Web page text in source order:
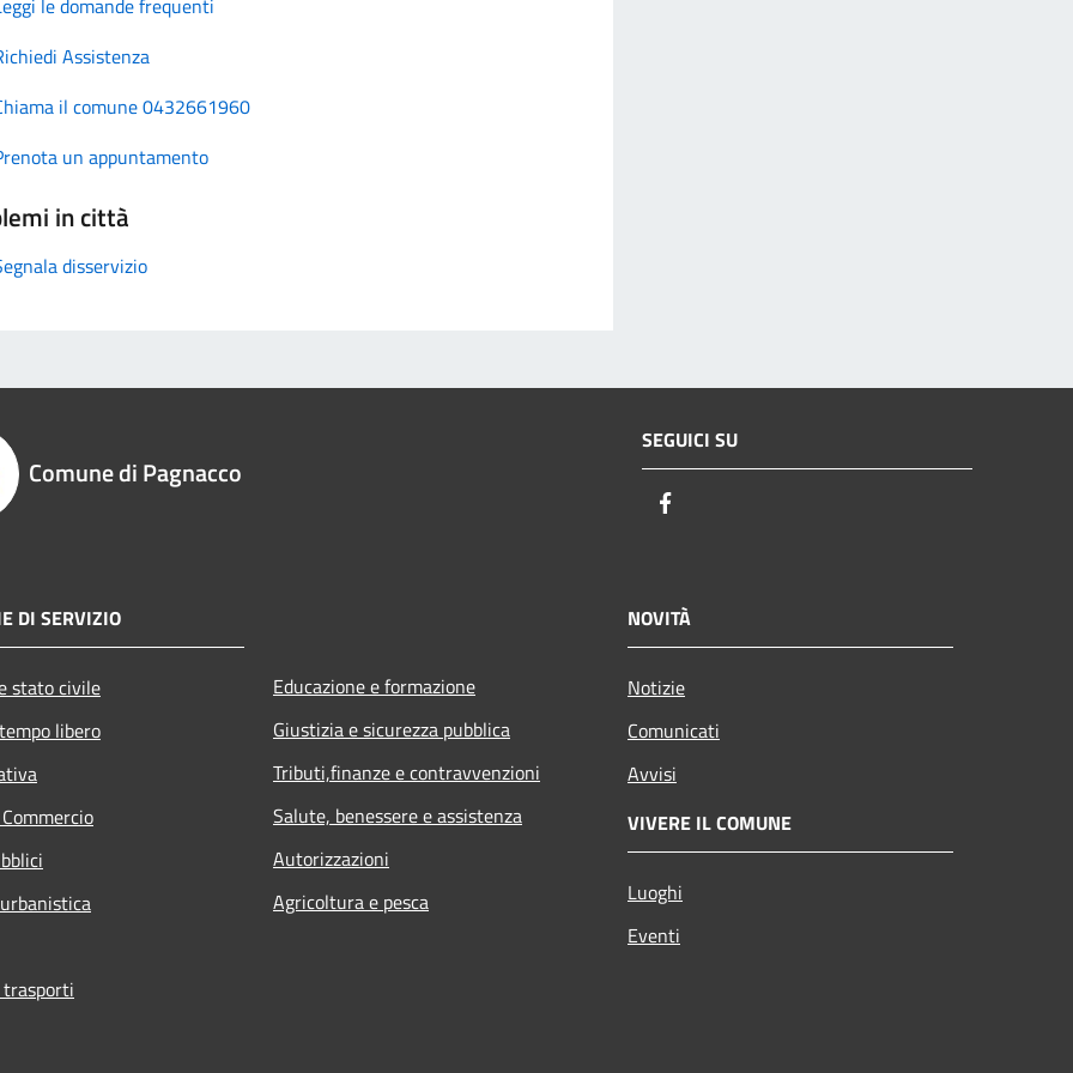
Assistenza
il comune 0432661960
un appuntamento
in città
disservizio
Comune di Pagnacco
SEGUICI SU
DI SERVIZIO
stato civile
libero
Educazione e formazione
Giustizia e sicurezza pubblica
Tributi,finanze e contravvenzioni
Salute, benessere e assistenza
Autorizzazioni
Agricoltura e pesca
NOVITÀ
Notizie
Comunicati
Avvisi
VIVERE IL COMUNE
Luoghi
Eventi